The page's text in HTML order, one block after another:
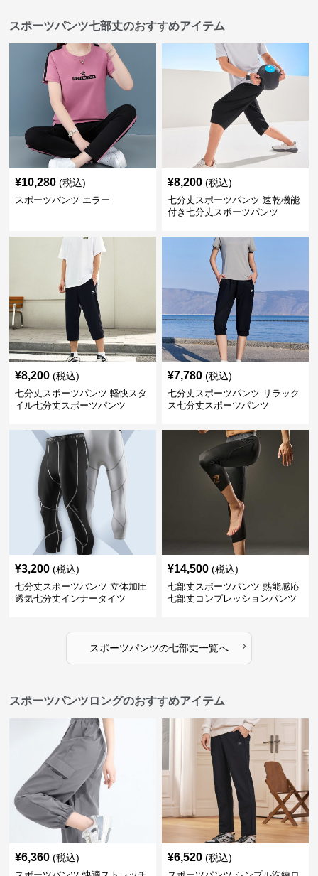
スポーツパンツ七部丈のおすすめアイテム
¥10,280 (税込)
スポーツパンツ エラー
¥8,200 (税込)
七分丈スポーツパンツ 速乾機能
付き七分丈スポーツパンツ
¥8,200 (税込)
七分丈スポーツパンツ 軽快スタ
イル七分丈スポーツパンツ
¥7,780 (税込)
七分丈スポーツパンツ リラック
ス七分丈スポーツパンツ
¥3,200 (税込)
七分丈スポーツパンツ 立体加圧
透気七分丈インナータイツ
¥14,500 (税込)
七部丈スポーツパンツ 熱能感応
七部丈コンプレッションパンツ
スポーツパンツの七部丈一覧へ ›
スポーツパンツロングのおすすめアイテム
¥6,360 (税込) ¥6,520 (税込)